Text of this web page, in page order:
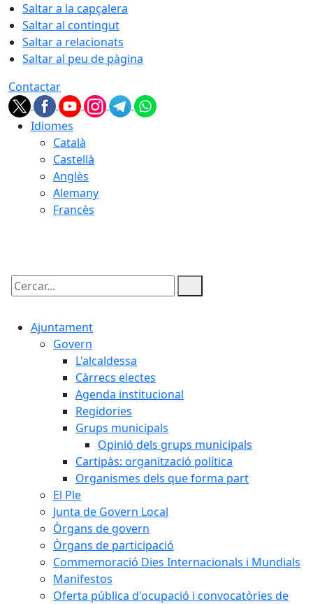
Saltar a la capçalera
Saltar al contingut
Saltar a relacionats
Saltar al peu de pàgina
Contactar
Idiomes
Català
Castellà
Anglès
Alemany
Francès
Cercar:
Ajuntament
Govern
L'alcaldessa
Càrrecs electes
Agenda institucional
Regidories
Grups municipals
Opinió dels grups municipals
Cartipàs: organització política
Organismes dels que forma part
El Ple
Junta de Govern Local
Òrgans de govern
Òrgans de participació
Commemoració Dies Internacionals i Mundials
Manifestos
Oferta pública d'ocupació i convocatòries de